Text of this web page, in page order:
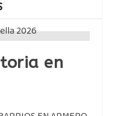
en